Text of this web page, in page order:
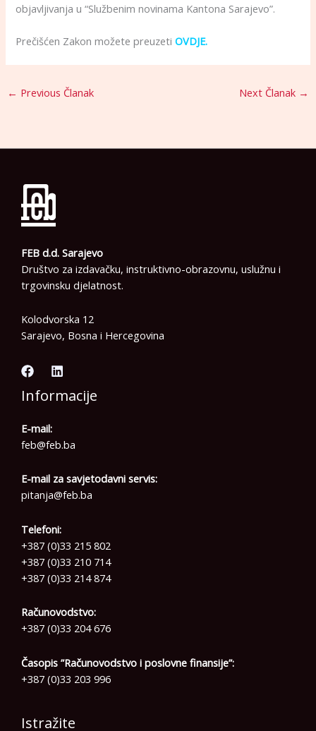
objavljivanja u “Službenim novinama Kantona Sarajevo”.
Prečišćen Zakon možete preuzeti OVDJE.
← Previous Članak Next Članak →
FEB d.d. Sarajevo
Društvo za izdavačku, instruktivno-obrazovnu, uslužnu i
trgovinsku djelatnost.
Kolodvorska 12
Sarajevo, Bosna i Hercegovina
Informacije
E-mail:
feb@feb.ba
E-mail za savjetodavni servis:
pitanja@feb.ba
Telefoni:
+387 (0)33 215 802
+387 (0)33 210 714
+387 (0)33 214 874
Računovodstvo:
+387 (0)33 204 676
Časopis ”Računovodstvo i poslovne finansije”:
+387 (0)33 203 996
Istražite